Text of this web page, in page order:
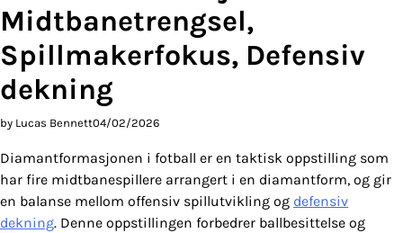
Midtbanetrengsel,
Spillmakerfokus, Defensiv
dekning
by Lucas Bennett04/02/2026
Diamantformasjonen i fotball er en taktisk oppstilling som
har fire midtbanespillere arrangert i en diamantform, og gir
en balanse mellom offensiv spillutvikling og defensiv
dekning. Denne oppstillingen forbedrer ballbesittelse og